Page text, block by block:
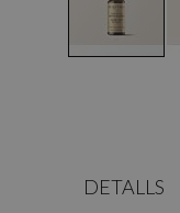
DETALLS